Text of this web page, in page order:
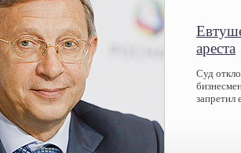
ареста
Суд
запретил